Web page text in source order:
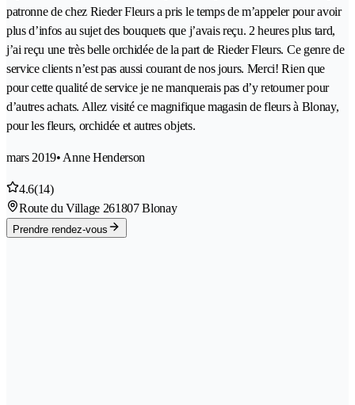
patronne de chez Rieder Fleurs a pris le temps de m’appeler pour avoir
plus d’infos au sujet des bouquets que j’avais reçu. 2 heures plus tard,
j’ai reçu une très belle orchidée de la part de Rieder Fleurs. Ce genre de
service clients n’est pas aussi courant de nos jours. Merci! Rien que
pour cette qualité de service je ne manquerais pas d’y retourner pour
d’autres achats. Allez visité ce magnifique magasin de fleurs à Blonay,
pour les fleurs, orchidée et autres objets.
mars 2019• Anne Henderson
4.6(14)
Route du Village 261807 Blonay
Prendre rendez-vous